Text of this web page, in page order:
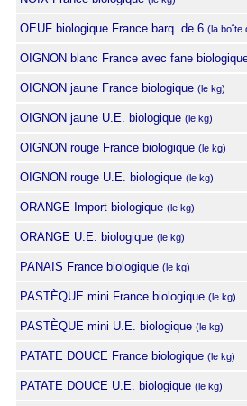
OEUF biologique France barq. de 6 (la boîte
OIGNON blanc France avec fane
OIGNON jaune France biologique (le kg)
OIGNON jaune U.E. biologique (le kg)
OIGNON rouge France biologique (le kg)
OIGNON rouge U.E. biologique (le kg)
ORANGE Import biologique (le kg)
ORANGE U.E. biologique (le kg)
PANAIS France biologique (le kg)
PASTÈQUE mini France biologique (le kg)
PASTÈQUE mini U.E. biologique (le kg)
PATATE DOUCE France biologique (le kg)
PATATE DOUCE U.E. biologique (le kg)